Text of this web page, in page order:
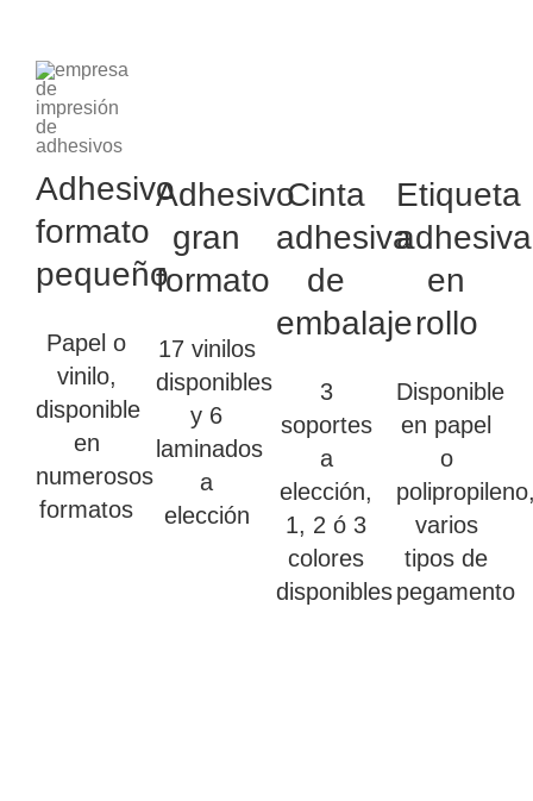
Adhesivo
formato
pequeño
Papel o
vinilo,
disponible
en
numerosos
formatos
Adhesivo
gran
formato
17 vinilos
disponibles
y 6
laminados
a
elección
Cinta
adhesiva
de
embalaje
3
soportes
a
elección,
1, 2 ó 3
colores
disponibles
Etiqueta
adhesiva
en
rollo
Disponible
en papel
o
varios
tipos de
pegamento